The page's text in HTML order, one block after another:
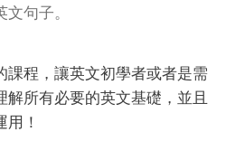
句子。
課程，讓英文初學者或者是需
所有必要的英文基礎，並且
！